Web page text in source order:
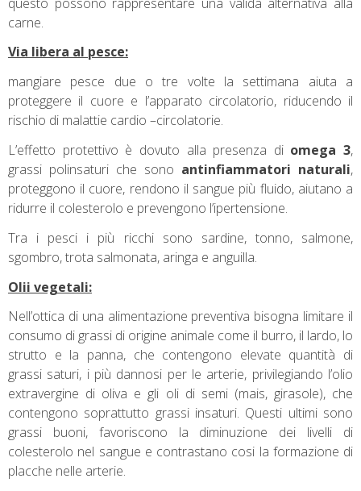
carne.
Via libera al pesce:
mangiare pesce due o tre volte la settimana aiuta a
proteggere il cuore e l’apparato circolatorio, riducendo il
rischio di malattie cardio –circolatorie.
L’effetto protettivo è dovuto alla presenza di omega 3,
grassi polinsaturi che sono antinfiammatori naturali,
proteggono il cuore, rendono il sangue più fluido, aiutano a
ridurre il colesterolo e prevengono l’ipertensione.
Tra i pesci i più ricchi sono sardine, tonno, salmone,
sgombro, trota salmonata, aringa e anguilla.
Olii vegetali:
Nell’ottica di una alimentazione preventiva bisogna limitare il
consumo di grassi di origine animale come il burro, il lardo, lo
strutto e la panna, che contengono elevate quantità di
grassi saturi, i più dannosi per le arterie, privilegiando l’olio
extravergine di oliva e gli oli di semi (mais, girasole), che
contengono soprattutto grassi insaturi. Questi ultimi sono
grassi buoni, favoriscono la diminuzione dei livelli di
colesterolo nel sangue e contrastano cosi la formazione di
placche nelle arterie.